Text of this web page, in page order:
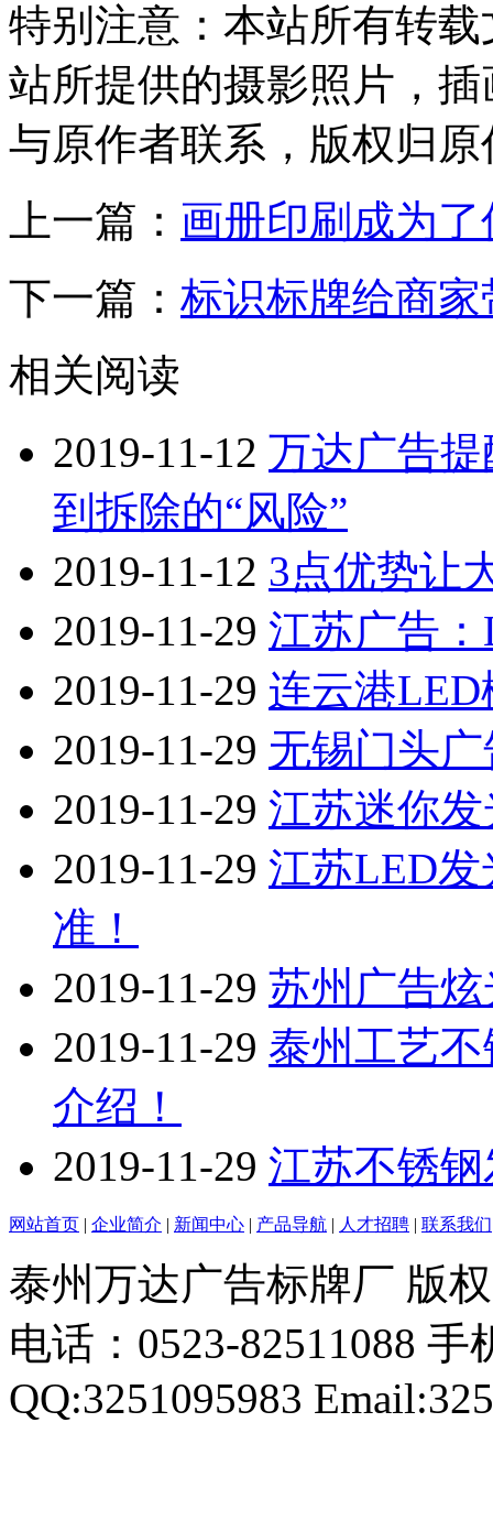
特别注意： 本站所有转
站所提供的摄影照片，
与原作者联系，版权归
上一篇： 画册印刷成为
下一篇： 标识标牌给商
相关阅读
2019-11-12 万达广告
到拆除的“风险”
2019-11-12 3点优势让
2019-11-29 江苏广告
2019-11-29 连云港
2019-11-29 无锡门头
2019-11-29 江苏迷你
2019-11-29 江苏LED
准！
2019-11-29 苏州广告
2019-11-29 泰州工艺
介绍！
2019-11-29 江苏不锈
网站首页 | 企业简介 | 新闻中心 | 产品导航 | 人才招聘 | 联系我们
泰州万达广告标牌厂 版
电话：0523-82511088 手
QQ:3251095983